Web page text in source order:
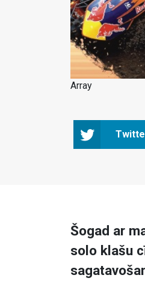
Array
Šogad ar
solo klašu